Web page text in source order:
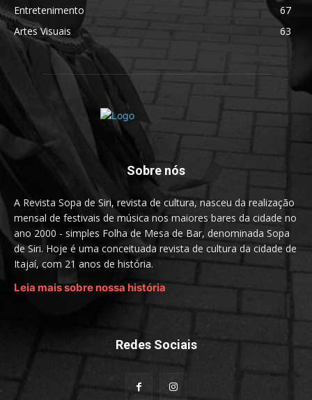
Entretenimento
67
Artes Visuais
63
Sobre nós
A Revista Sopa de Siri, revista de cultura, nasceu da realização
mensal de festivais de música nos maiores bares da cidade no
ano 2000 - simples Folha de Mesa de Bar, denominada Sopa
de Siri. Hoje é uma conceituada revista de cultura da cidade de
Itajaí, com 21 anos de história.
Leia mais sobre nossa história
Redes Sociais